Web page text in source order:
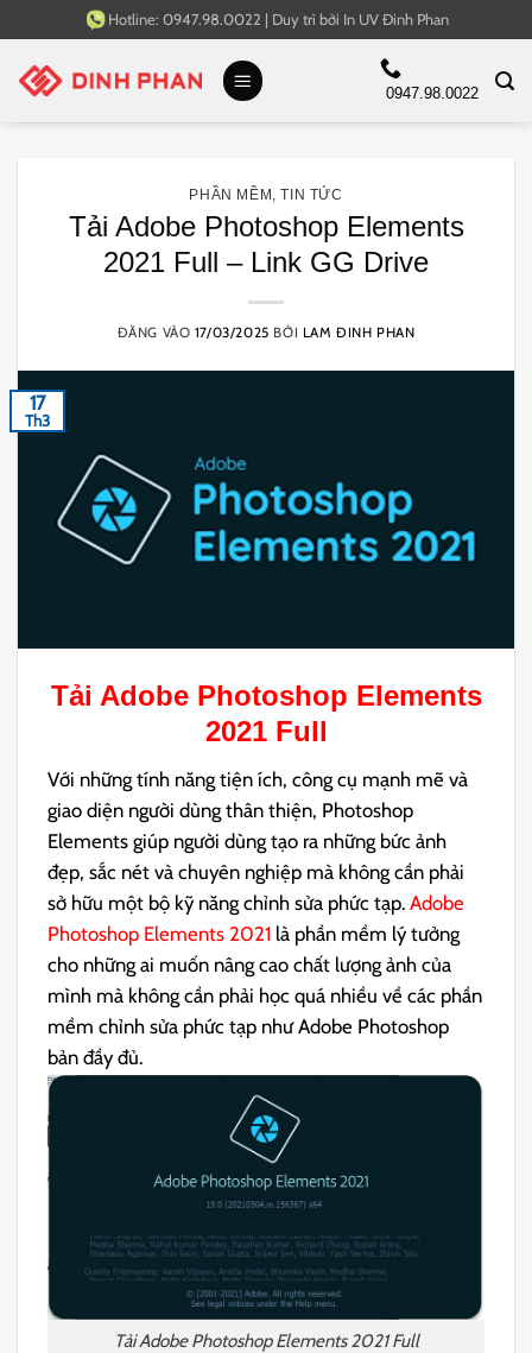
qua
nội
Hotline: 0947.98.0022 | Duy trì bởi In UV Đinh Phan
0947.98.0022
PHẦN MỀM ,TIN TỨC
Tải Adobe Photoshop Elements
2021 Full – Link GG Drive
ĐĂNG VÀO 17/03/2025 BỞI LAM ĐINH PHAN
17
Th3
Tải Adobe Photoshop Elements
2021Full
Với những tính năng tiện ích, công cụ mạnh mẽ và
giao diện người dùng thân thiện, Photoshop
Elements giúp người dùng tạo ra những bức ảnh
đẹp, sắc nét và chuyên nghiệp mà không cần phải
sở hữu một bộ kỹ năng chỉnh sửa phức tạp.Adobe
Photoshop Elements 2021 là phần mềm lý tưởng
cho những ai muốn nâng cao chất lượng ảnh của
mình mà không cần phải học quá nhiều về các phần
mềm chỉnh sửa phức tạp như Adobe Photoshop
bản đầy đủ.
Tải Adobe Photoshop Elements 2021 Full